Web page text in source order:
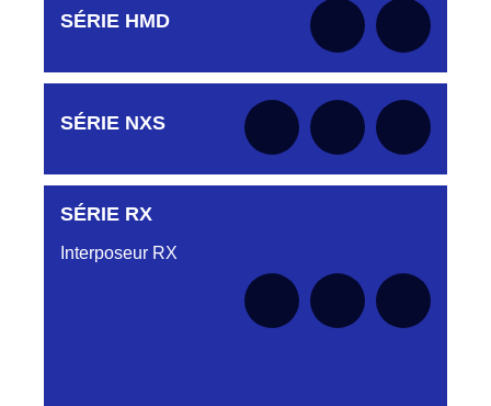
Aucune pièce disponible pour cette série pour
SÉRIE HMD
Aucune pièce disponible pour cette série pour
le moment
SÉRIE NXS
Aucune pièce disponible pour cette série pour
SÉRIE RX
Interposeur RX